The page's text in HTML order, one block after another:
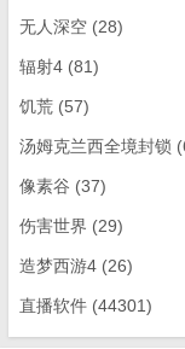
无人深空 (28)
辐射4 (81)
饥荒 (57)
汤姆克兰西全境封锁
像素谷 (37)
伤害世界 (29)
造梦西游4 (26)
直播软件 (44301)